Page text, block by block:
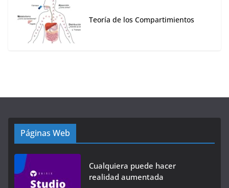
Teoría de los Compartimientos
Páginas Web
Cualquiera puede hacer
realidad aumentada